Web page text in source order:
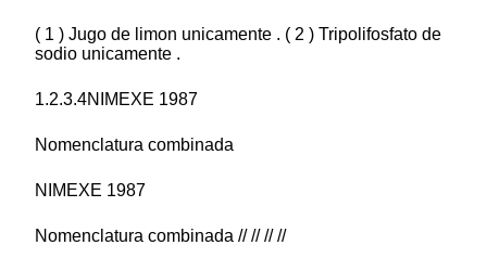
( 1 ) Jugo de limon unicamente . ( 2 ) Tripolifosfato de
sodio unicamente .
1.2.3.4NIMEXE 1987
Nomenclatura combinada
NIMEXE 1987
Nomenclatura combinada // // // //